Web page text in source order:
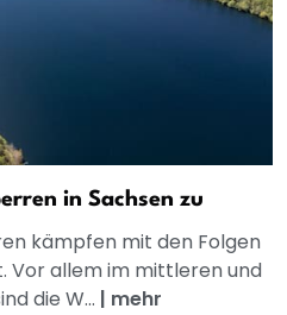
in Sachsen zu
kämpfen mit den Folgen
Vor allem im mittleren und
die W... | mehr